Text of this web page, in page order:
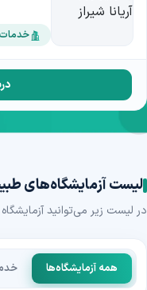
خدمات
لیست آزمایشگاه‌های
در لیست زیر می‌توانید
همه آزمایشگاه‌ها